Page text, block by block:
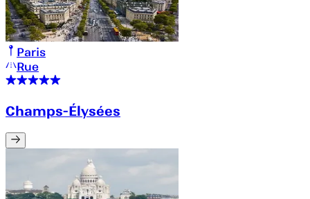
Paris
Rue
Champs-Élysées